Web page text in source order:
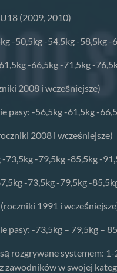
(2009, 2010)
-50,5kg -54,5kg -58,5kg -
-66,5kg -71,5kg -
2008 i wcześniejsze)
pasy: -56,5kg -61,5kg -
2008 i wcześniejsze)
-73,5kg -79,5kg -85,5kg -
-73,5kg -79,5kg -
1991 i
pasy: -73,5kg – 79,5kg –
rozgrywane systemem:
zawodników w swojej